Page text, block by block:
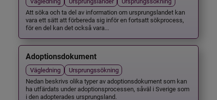
Att söka och ta del av information om ursprungslandet kan
vara ett sätt att förbereda sig inför en fortsatt sökprocess,
för en del kan det också vara...
Adoptionsdokument
Vägledning
Ursprungssökning
Nedan beskrivs olika typer av adoptionsdokument som kan
ha utfärdats under adoptionsprocessen, såväl i Sverige som
i den adopterades ursprungsland.